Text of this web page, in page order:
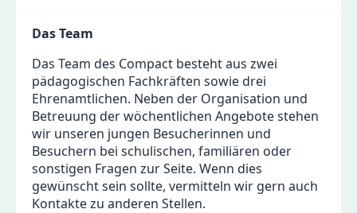
Das Team
Das Team des Compact besteht aus zwei
pädagogischen Fachkräften sowie drei
Ehrenamtlichen. Neben der Organisation und
Betreuung der wöchentlichen Angebote stehen
wir unseren jungen Besucherinnen und
Besuchern bei schulischen, familiären oder
sonstigen Fragen zur Seite. Wenn dies
gewünscht sein sollte, vermitteln wir gern auch
Kontakte zu anderen Stellen.